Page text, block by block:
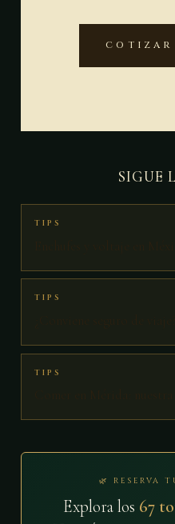
SIGUE
TIPS
TIPS
TIPS
🌿 RESERVA
Explora los 67